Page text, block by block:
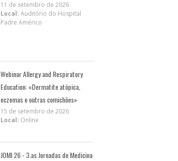
11 de setembro de 2026
Local: Auditório do Hospital
Padre Américo
Webinar Allergy and Respiratory
Education: «Dermatite atópica,
eczemas e outras comichões»
15 de setembro de 2026
Local: Online
JOMI 26 - 3.as Jornadas de Medicina